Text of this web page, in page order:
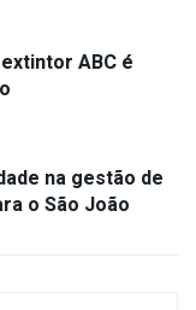
ABC é
na gestão de
o São João